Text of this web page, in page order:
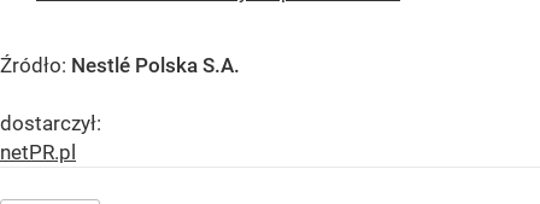
Źródło: Nestlé Polska S.A.
dostarczył:
netPR.pl